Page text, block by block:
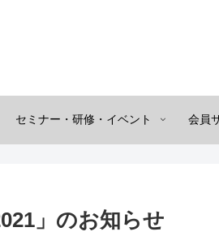
セミナー・研修・イベント 会員
」のお知らせ